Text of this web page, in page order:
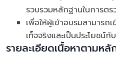
รวบรวมหลักฐานในการตร
เพื่อให้ผู้เข้าอบรมสามาร
เท็จจริงและเป็นประโยชน์
รายละเอียดเนื้อหาตามห